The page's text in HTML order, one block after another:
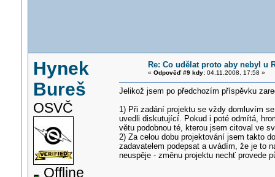
Hynek
Bureš
OSVČ
Offline
Re: Co udělat proto aby nebyl u
« Odpověď #9 kdy:04.11.2008, 17:58 »
Jelikož jsem po předchozím příspěvku
1) Při zadání projektu se vždy domluvím
uvedli diskutující. Pokud i poté odmítá,
větu podobnou té, kterou jsem citoval ve
2) Za celou dobu projektování jsem takto
zadavatelem podepsat a uvádím, že je to
neuspěje - změnu projektu nechť provede